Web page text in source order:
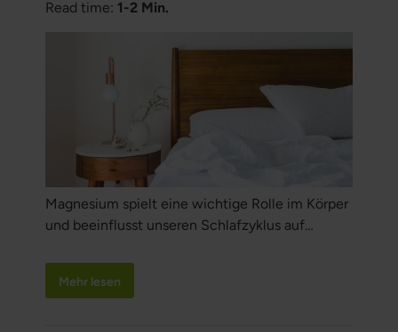
Read time: 1-2 Min.
Magnesium spielt eine wichtige Rolle im Körper
und beeinflusst unseren Schlafzyklus auf
wissenschaftlichen Grundlagen der Wirkung von
Magnesium auf den Schlaf, insbesondere durch
Mehr lesen